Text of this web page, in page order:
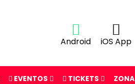
Android iOS App
EVENTOS TICKETS ZONA